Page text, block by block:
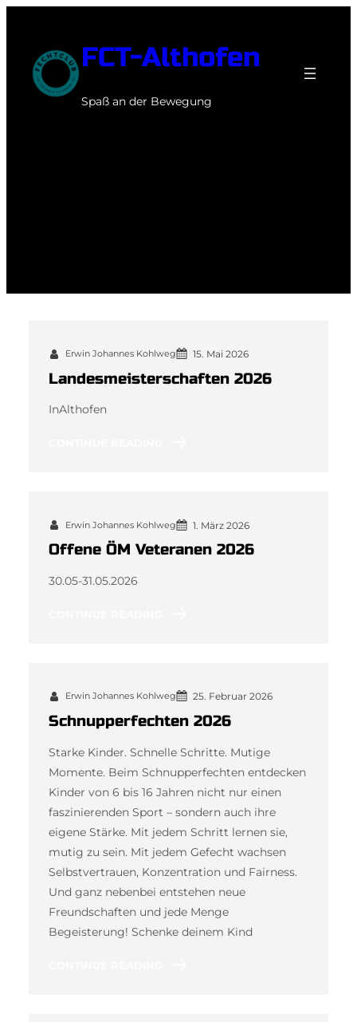
springen
FCT-Althofen
Spaß an der Bewegung
Erwin Johannes Kohlweg 15. Mai 2026
Landesmeisterschaften 2026
InAlthofen
Erwin Johannes Kohlweg 1. März 2026
Offene ÖM Veteranen 2026
30.05-31.05.2026
Erwin Johannes Kohlweg 25. Februar 2026
Schnupperfechten 2026
Starke Kinder. Schnelle Schritte. Mutige
Momente. Beim Schnupperfechten entdecken
Kinder von 6 bis 16 Jahren nicht nur einen
faszinierenden Sport – sondern auch ihre
eigene Stärke. Mit jedem Schritt lernen sie,
mutig zu sein. Mit jedem Gefecht wachsen
Selbstvertrauen, Konzentration und Fairness.
Und ganz nebenbei entstehen neue
Freundschaften und jede Menge
Begeisterung! Schenke deinem Kind